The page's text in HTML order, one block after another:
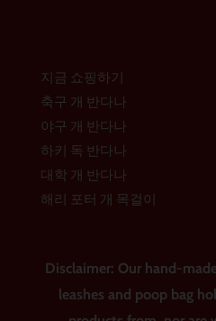
지금 쇼핑하기
축구 개 반다나
야구 개 반다나
하키 독 반다나
대학 개 반다나
해리 포터 개 목걸이
Disclaimer: Our hand-
leashes and poop bag